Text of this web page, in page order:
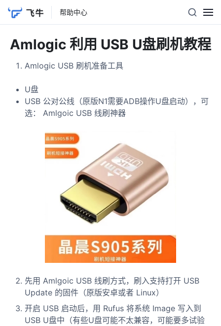
帮助中心
Amlogic 利用 USB U盘刷机教程
Amlogic USB 刷机准备工具
U盘
USB 公对公线（原版N1需要ADB操作U盘启动），可
选： Amlgoic USB 线刷神器
先用 Amlgoic USB 线刷方式，刷入支持打开 USB
Update 的固件（原版安卓或者 Linux）
开启 USB 启动后，用 Rufus 将系统 Image 写入到
USB U盘中（有些U盘可能不太兼容，可能要多试验